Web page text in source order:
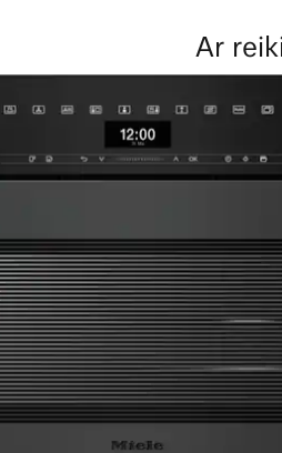
su švaraus vandens ir nuotekų jungtimis
su galimybe jungti prie tinklo +
Ar